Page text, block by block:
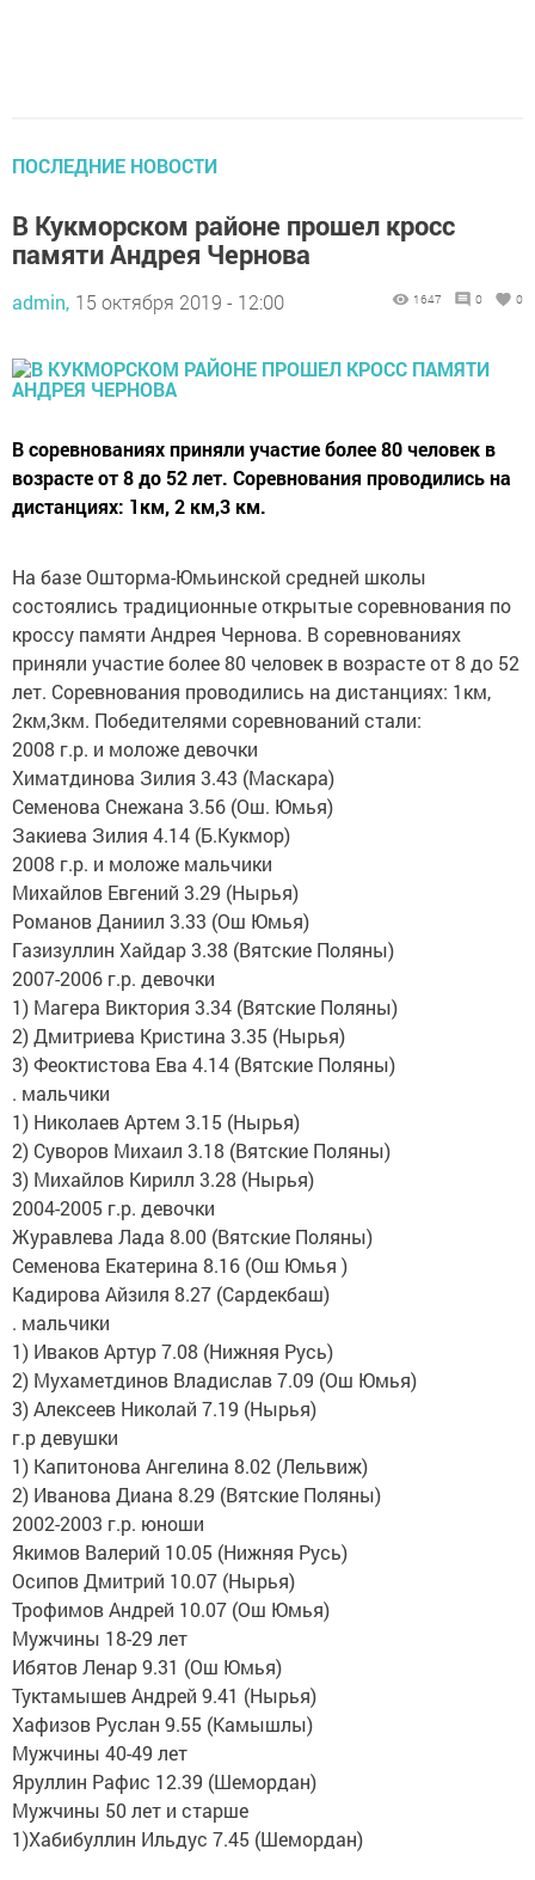
ПОСЛЕДНИЕ НОВОСТИ
В Кукморском районе прошел кросс
памяти Андрея Чернова
admin, 15 октября 2019 - 12:00 1647 0 0
В соревнованиях приняли участие более 80 человек в
возрасте от 8 до 52 лет. Соревнования проводились на
дистанциях: 1км, 2 км,3 км.
На базе Ошторма-Юмьинской средней школы
состоялись традиционные открытые соревнования по
кроссу памяти Андрея Чернова. В соревнованиях
приняли участие более 80 человек в возрасте от 8 до 52
лет. Соревнования проводились на дистанциях: 1км,
2км,3км. Победителями соревнований стали:
2008 г.р. и моложе девочки
Химатдинова Зилия 3.43 (Маскара)
Семенова Снежана 3.56 (Ош. Юмья)
Закиева Зилия 4.14 (Б.Кукмор)
2008 г.р. и моложе мальчики
Михайлов Евгений 3.29 (Нырья)
Романов Даниил 3.33 (Ош Юмья)
Газизуллин Хайдар 3.38 (Вятские Поляны)
2007-2006 г.р. девочки
1) Магера Виктория 3.34 (Вятские Поляны)
2) Дмитриева Кристина 3.35 (Нырья)
3) Феоктистова Ева 4.14 (Вятские Поляны)
. мальчики
1) Николаев Артем 3.15 (Нырья)
2) Суворов Михаил 3.18 (Вятские Поляны)
3) Михайлов Кирилл 3.28 (Нырья)
2004-2005 г.р. девочки
Журавлева Лада 8.00 (Вятские Поляны)
Семенова Екатерина 8.16 (Ош Юмья )
Кадирова Айзиля 8.27 (Сардекбаш)
. мальчики
1) Иваков Артур 7.08 (Нижняя Русь)
2) Мухаметдинов Владислав 7.09 (Ош Юмья)
3) Алексеев Николай 7.19 (Нырья)
г.р девушки
1) Капитонова Ангелина 8.02 (Лельвиж)
2) Иванова Диана 8.29 (Вятские Поляны)
2002-2003 г.р. юноши
Якимов Валерий 10.05 (Нижняя Русь)
Осипов Дмитрий 10.07 (Нырья)
Трофимов Андрей 10.07 (Ош Юмья)
Мужчины 18-29 лет
Ибятов Ленар 9.31 (Ош Юмья)
Туктамышев Андрей 9.41 (Нырья)
Хафизов Руслан 9.55 (Камышлы)
Мужчины 40-49 лет
Яруллин Рафис 12.39 (Шемордан)
Мужчины 50 лет и старше
1)Хабибуллин Ильдус 7.45 (Шемордан)